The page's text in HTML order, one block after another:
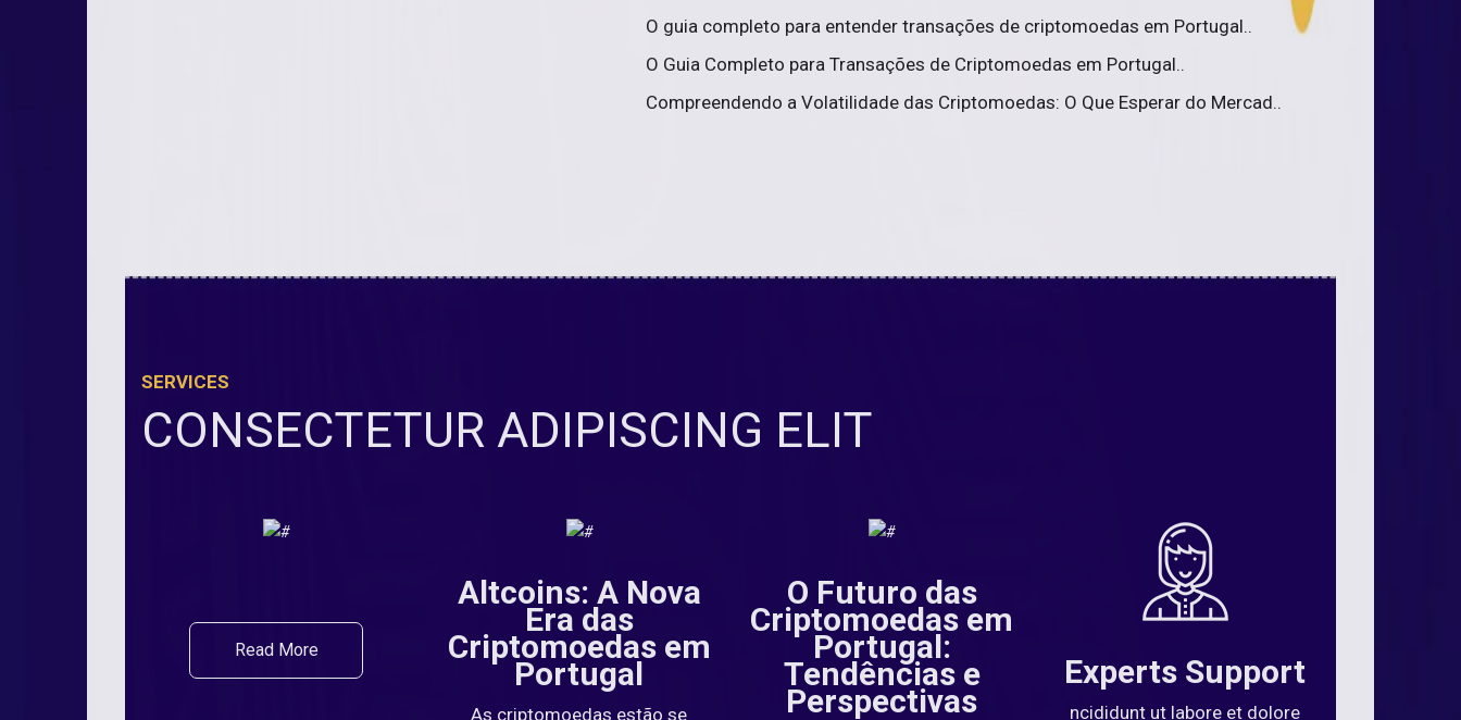
O guia completo para entender transações de criptomoedas em Portugal..
O Guia Completo para Transações de Criptomoedas em Portugal..
Compreendendo a Volatilidade das Criptomoedas: O Que Esperar do Mercad..
SERVICES
CONSECTETUR ADIPISCING ELIT
Read More
Altcoins: A Nova
Era das
Criptomoedas em
Portugal
As criptomoedas estão se
O Futuro das
Criptomoedas em
Portugal:
Tendências e
Perspectivas
Experts Support
ncididunt ut labore et dolore